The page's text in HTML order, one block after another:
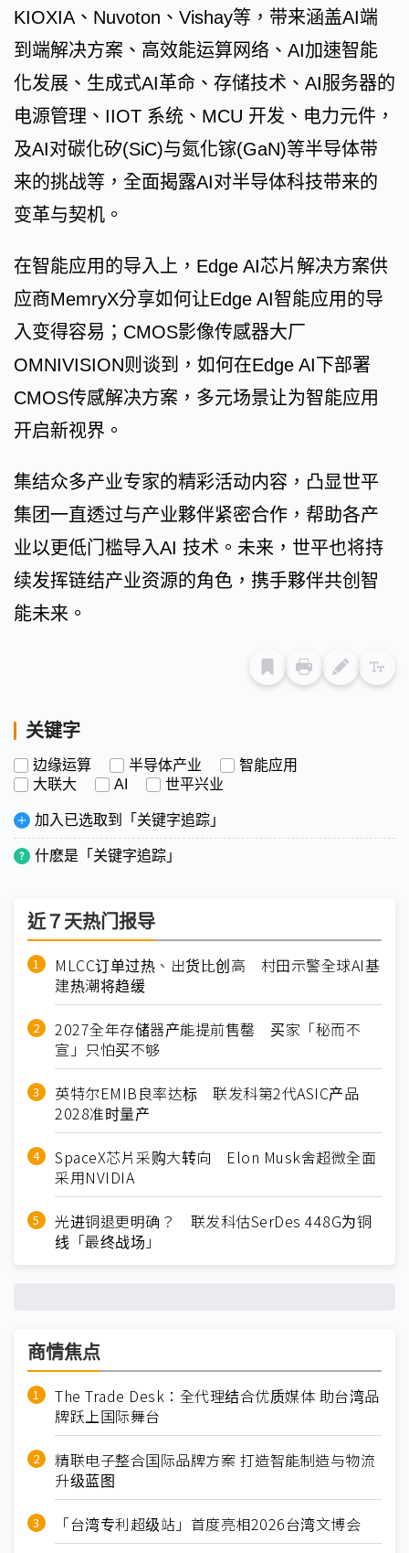
KIOXIA、Nuvoton、Vishay等，带来涵盖AI端
到端解决方案、高效能运算网络、AI加速智能
化发展、生成式AI革命、存储技术、AI服务器的
电源管理、IIOT 系统、MCU 开发、电力元件，
及AI对碳化矽(SiC)与氮化镓(GaN)等半导体带
来的挑战等，全面揭露AI对半导体科技带来的
变革与契机。
在智能应用的导入上，Edge AI芯片解决方案供
应商MemryX分享如何让Edge AI智能应用的导
入变得容易；CMOS影像传感器大厂
OMNIVISION则谈到，如何在Edge AI下部署
CMOS传感解决方案，多元场景让为智能应用
开启新视界。
集结众多产业专家的精彩活动内容，凸显世平
集团一直透过与产业夥伴紧密合作，帮助各产
业以更低门槛导入AI 技术。未来，世平也将持
续发挥链结产业资源的角色，携手夥伴共创智
能未来。
关键字
边缘运算 半导体产业
智能应用
大联大
AI 世平兴业
加入已选取到「关键字追踪」
什麽是「关键字追踪」
近７天热门报导
MLCC订单过热、出货比创高 村田示警全球AI基
建热潮将趋缓
2027全年存储器产能提前售罄 买家「秘而不
宣」只怕买不够
英特尔EMIB良率达标 联发科第2代ASIC产品
2028准时量产
SpaceX芯片采购大转向 Elon Musk舍超微全面
采用NVIDIA
光进铜退更明确？ 联发科估SerDes 448G为铜
线「最终战场」
商情焦点
The Trade Desk：全代理结合优质媒体 助台湾品
牌跃上国际舞台
精联电子整合国际品牌方案 打造智能制造与物流
升级蓝图
「台湾专利超级站」首度亮相2026台湾文博会